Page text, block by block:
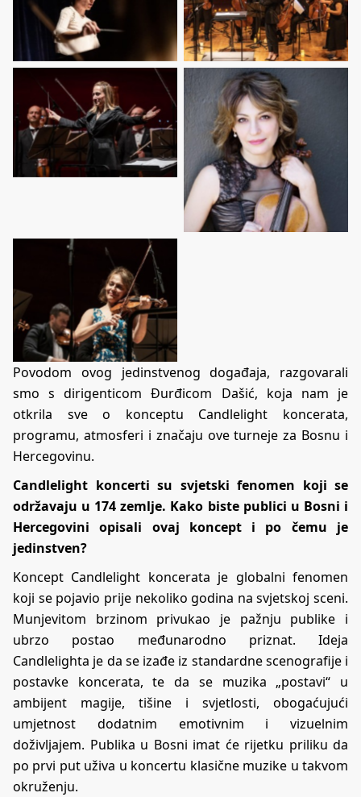
Povodom ovog jedinstvenog događaja, razgovarali
smo s dirigenticom Đurđicom Dašić, koja nam je
otkrila sve o konceptu Candlelight koncerata,
programu, atmosferi i značaju ove turneje za Bosnu i
Hercegovinu.
Candlelight koncerti su svjetski fenomen koji se
održavaju u 174 zemlje. Kako biste publici u Bosni i
Hercegovini opisali ovaj koncept i po čemu je
jedinstven?
Koncept Candlelight koncerata je globalni fenomen
koji se pojavio prije nekoliko godina na svjetskoj sceni.
Munjevitom brzinom privukao je pažnju publike i
ubrzo postao međunarodno priznat. Ideja
Candlelighta je da se izađe iz standardne scenografije i
postavke koncerata, te da se muzika „postavi“ u
ambijent magije, tišine i svjetlosti, obogaćujući
umjetnost dodatnim emotivnim i vizuelnim
doživljajem. Publika u Bosni imat će rijetku priliku da
po prvi put uživa u koncertu klasične muzike u takvom
okruženju.